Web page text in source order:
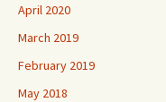
April 2020
March 2019
February 2019
May 2018